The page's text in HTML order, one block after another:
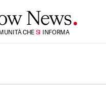
CHETI INFORMA